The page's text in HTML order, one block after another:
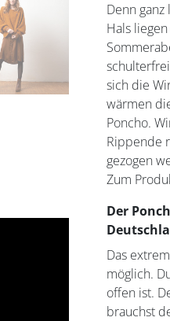
Denn
Hals
sich die
wärmen
Poncho.
Rippende
gezogen
Zum
Der
Das
möglich.
offen ist.
brauchst